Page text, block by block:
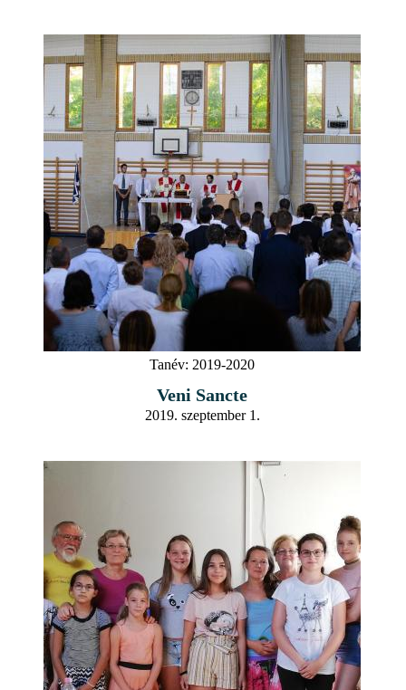
Tanév: 2019-2020
Veni Sancte
2019. szeptember 1.